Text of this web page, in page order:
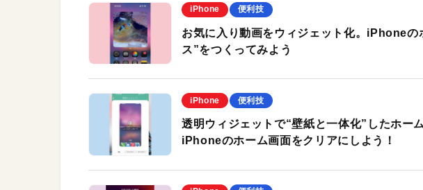
iPhone 便利技
お気に入り動画をウィジェット化。iPhoneの
ス”をつくってみよう
iPhone 便利技
透明ウィジェットで“壁紙と一体化”したホ
iPhoneのホーム画面をクリアにしよう！